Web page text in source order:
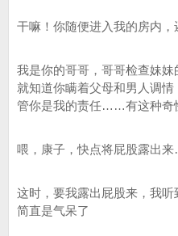
干嘛！你随便进入我的房内
我是你的哥哥，哥哥检查妹
就知道你瞒着父母和男人调
管你是我的责任……有这种奇
喂，康子，快点将屁股露出
这时，要我露出屁股来，我听
简直是气呆了